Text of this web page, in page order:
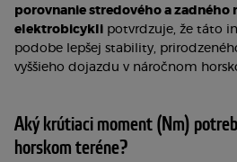
porovnanie stredového a zadného
elektrobicykli potvrdzuje, že táto
podobe lepšej stability,
vyššieho dojazdu v náročnom
Aký krútiaci moment (Nm)
horskom teréne?